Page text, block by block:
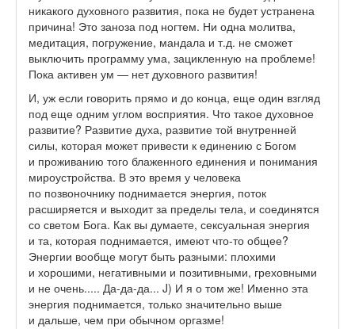
никакого духовного развития, пока не будет устранена
причина! Это заноза под ногтем. Ни одна молитва,
медитация, погружение, мандала и т.д. не сможет
выключить программу ума, зацикленную на проблеме!
Пока активен ум — нет духовного развития!
И, уж если говорить прямо и до конца, еще один взгляд
под еще одним углом восприятия. Что такое духовное
развитие? Развитие духа, развитие той внутренней
силы, которая может привести к единению с Богом
и проживанию того блаженного единения и понимания
мироустройства. В это время у человека
по позвоночнику поднимается энергия, поток
расширяется и выходит за пределы тела, и соединятся
со светом Бога. Как вы думаете, сексуальная энергия
и та, которая поднимается, имеют что-то общее?
Энергии вообще могут быть разными: плохими
и хорошими, негативными и позитивными, греховными
и не очень..... Да-да-да... J) И я о том же! Именно эта
энергия поднимается, только значительно выше
и дальше, чем при обычном оргазме!